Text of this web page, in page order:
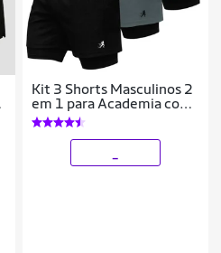
Kit 3 Shorts Masculinos 2
em 1 para Academia com
Estampa Esportiva
Corrida